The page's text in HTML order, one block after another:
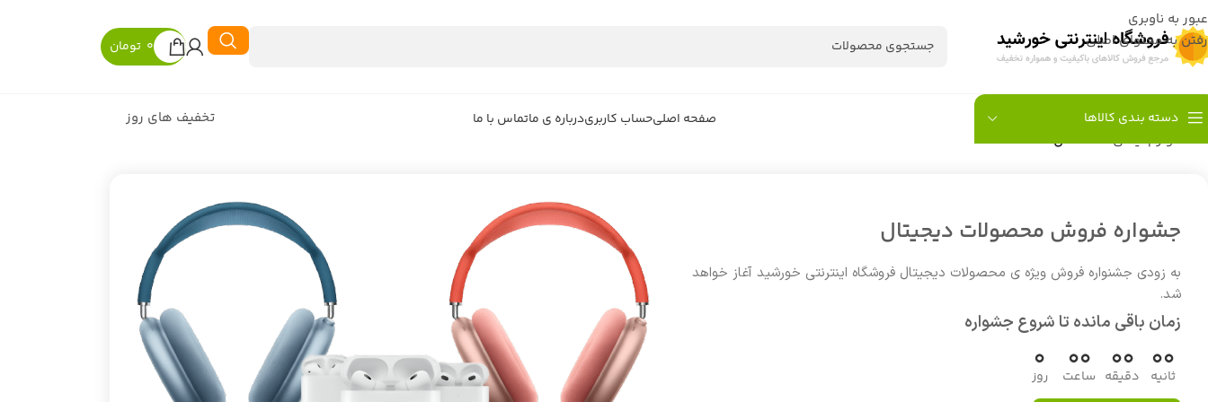
عبور به ناوبری
رفتن به محتوای اصلی
تومان 0
دسته بندی کالاها صفحه اصلیحساب کاربریدرباره ی ماتماس با ما
تخفیف های روز
خانه/لوازم ایمنی/دستکش
جشواره فروش محصولات دیجیتال
به زودی جشنواره فروش ویژه ی محصولات دیجیتال فروشگاه اینترنتی خورشید آغاز خواهد
شد.
زمان باقی مانده تا شروع جشواره
0
روز
00
ساعت
00
دقیقه
00
ثانیه